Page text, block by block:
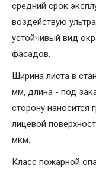
средний срок
воздействую
устойчивый вид
фасадов.
Ширина листа в
мм, длина - под
сторону наносится
лицевой
мкм.
Класс пожарной